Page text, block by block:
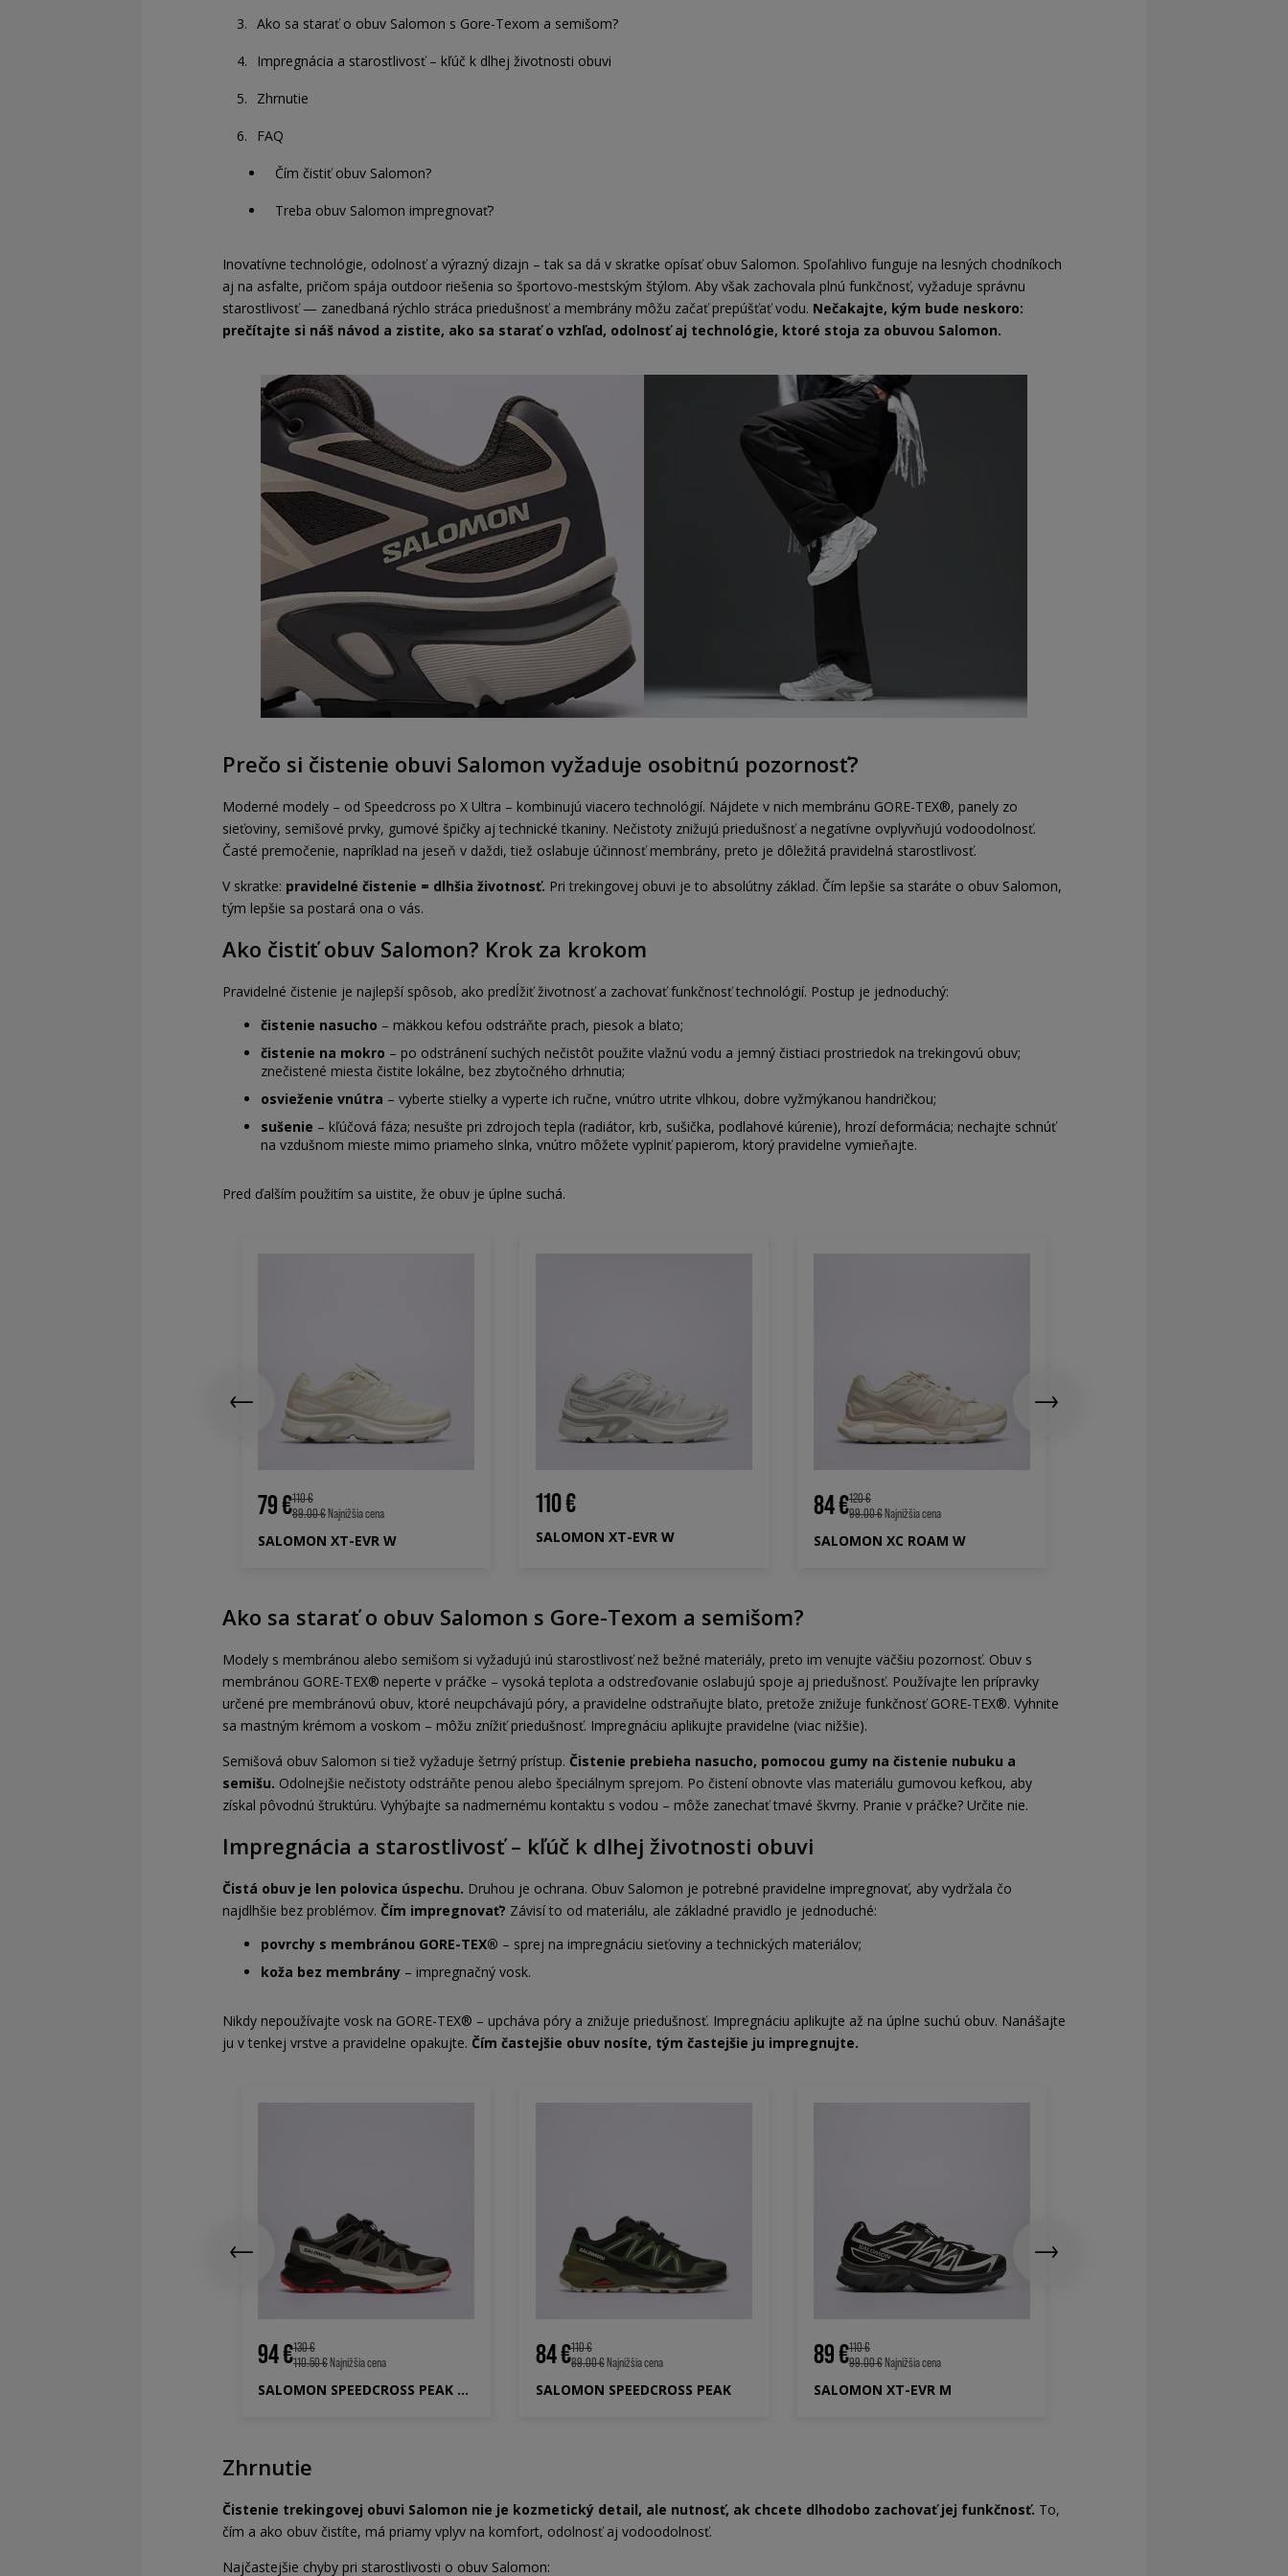
Ako sa starať o obuv Salomon s Gore-Texom a semišom?
Impregnácia a starostlivosť – kľúč k dlhej životnosti obuvi
Zhrnutie
FAQ
Čím čistiť obuv Salomon?
Treba obuv Salomon impregnovať?
Inovatívne technológie, odolnosť a výrazný dizajn – tak sa dá v skratke opísať obuv Salomon. Spoľahlivo funguje na lesných chodníkoch
aj na asfalte, pričom spája outdoor riešenia so športovo-mestským štýlom. Aby však zachovala plnú funkčnosť, vyžaduje správnu
starostlivosť — zanedbaná rýchlo stráca priedušnosť a membrány môžu začať prepúšťať vodu. Nečakajte, kým bude neskoro:
prečítajte si náš návod a zistite, ako sa starať o vzhľad, odolnosť aj technológie, ktoré stoja za obuvou Salomon.
Prečo si čistenie obuvi Salomon vyžaduje osobitnú pozornosť?
Moderné modely – od Speedcross po X Ultra – kombinujú viacero technológií. Nájdete v nich membránu GORE-TEX®, panely zo
sieťoviny, semišové prvky, gumové špičky aj technické tkaniny. Nečistoty znižujú priedušnosť a negatívne ovplyvňujú vodoodolnosť.
Časté premočenie, napríklad na jeseň v daždi, tiež oslabuje účinnosť membrány, preto je dôležitá pravidelná starostlivosť.
V skratke: pravidelné čistenie = dlhšia životnosť. Pri trekingovej obuvi je to absolútny základ. Čím lepšie sa staráte o obuv Salomon,
tým lepšie sa postará ona o vás.
Ako čistiť obuv Salomon? Krok za krokom
Pravidelné čistenie je najlepší spôsob, ako predĺžiť životnosť a zachovať funkčnosť technológií. Postup je jednoduchý:
čistenie nasucho – mäkkou kefou odstráňte prach, piesok a blato;
čistenie na mokro – po odstránení suchých nečistôt použite vlažnú vodu a jemný čistiaci prostriedok na trekingovú obuv;
znečistené miesta čistite lokálne, bez zbytočného drhnutia;
osvieženie vnútra – vyberte stielky a vyperte ich ručne, vnútro utrite vlhkou, dobre vyžmýkanou handričkou;
sušenie – kľúčová fáza; nesušte pri zdrojoch tepla (radiátor, krb, sušička, podlahové kúrenie), hrozí deformácia; nechajte schnúť
na vzdušnom mieste mimo priameho slnka, vnútro môžete vyplniť papierom, ktorý pravidelne vymieňajte.
Pred ďalším použitím sa uistite, že obuv je úplne suchá.
79 €110 €
89.00 €Najnižšia cena
SALOMON XT-EVR W
110 €
SALOMON XT-EVR W
84 €120 €
99.00 €Najnižšia cena
SALOMON XC ROAM W
Ako sa starať o obuv Salomon s Gore-Texom a semišom?
Modely s membránou alebo semišom si vyžadujú inú starostlivosť než bežné materiály, preto im venujte väčšiu pozornosť. Obuv s
membránou GORE-TEX® neperte v práčke – vysoká teplota a odstreďovanie oslabujú spoje aj priedušnosť. Používajte len prípravky
určené pre membránovú obuv, ktoré neupchávajú póry, a pravidelne odstraňujte blato, pretože znižuje funkčnosť GORE-TEX®. Vyhnite
sa mastným krémom a voskom – môžu znížiť priedušnosť. Impregnáciu aplikujte pravidelne (viac nižšie).
Semišová obuv Salomon si tiež vyžaduje šetrný prístup. Čistenie prebieha nasucho, pomocou gumy na čistenie nubuku a
semišu. Odolnejšie nečistoty odstráňte penou alebo špeciálnym sprejom. Po čistení obnovte vlas materiálu gumovou kefkou, aby
získal pôvodnú štruktúru. Vyhýbajte sa nadmernému kontaktu s vodou – môže zanechať tmavé škvrny. Pranie v práčke? Určite nie.
Impregnácia a starostlivosť – kľúč k dlhej životnosti obuvi
Čistá obuv je len polovica úspechu. Druhou je ochrana. Obuv Salomon je potrebné pravidelne impregnovať, aby vydržala čo
najdlhšie bez problémov. Čím impregnovať? Závisí to od materiálu, ale základné pravidlo je jednoduché:
povrchy s membránou GORE-TEX® – sprej na impregnáciu sieťoviny a technických materiálov;
koža bez membrány – impregnačný vosk.
Nikdy nepoužívajte vosk na GORE-TEX® – upcháva póry a znižuje priedušnosť. Impregnáciu aplikujte až na úplne suchú obuv. Nanášajte
ju v tenkej vrstve a pravidelne opakujte. Čím častejšie obuv nosíte, tým častejšie ju impregnujte.
94 €130 €
110.50 €Najnižšia cena
SALOMON SPEEDCROSS PEAK GTX
84 €110 €
89.00 €Najnižšia cena
SALOMON SPEEDCROSS PEAK
89 €110 €
99.00 €Najnižšia cena
SALOMON XT-EVR M
Zhrnutie
Čistenie trekingovej obuvi Salomon nie je kozmetický detail, ale nutnosť, ak chcete dlhodobo zachovať jej funkčnosť. To,
čím a ako obuv čistíte, má priamy vplyv na komfort, odolnosť aj vodoodolnosť.
Najčastejšie chyby pri starostlivosti o obuv Salomon: